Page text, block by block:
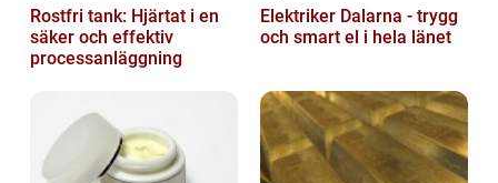
Rostfri tank: Hjärtat i en
säker och effektiv
processanläggning
Elektriker Dalarna - trygg
och smart el i hela länet